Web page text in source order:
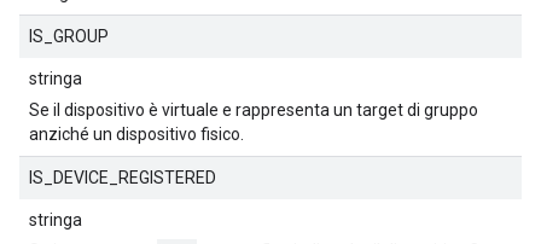
IS_GROUP
stringa
Se il dispositivo è virtuale e rappresenta un target di gruppo
anziché un dispositivo fisico.
IS_DEVICE_REGISTERED
stringa